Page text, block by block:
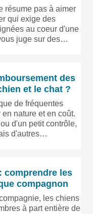
résume pas à aimer
qui exige des
au coeur d'une
juge sur des…
des
et le chat ?
de fréquentes
nature et en coût.
d'un petit contrôle,
d'autres…
comprendre les
compagnon
les chiens
à part entière de